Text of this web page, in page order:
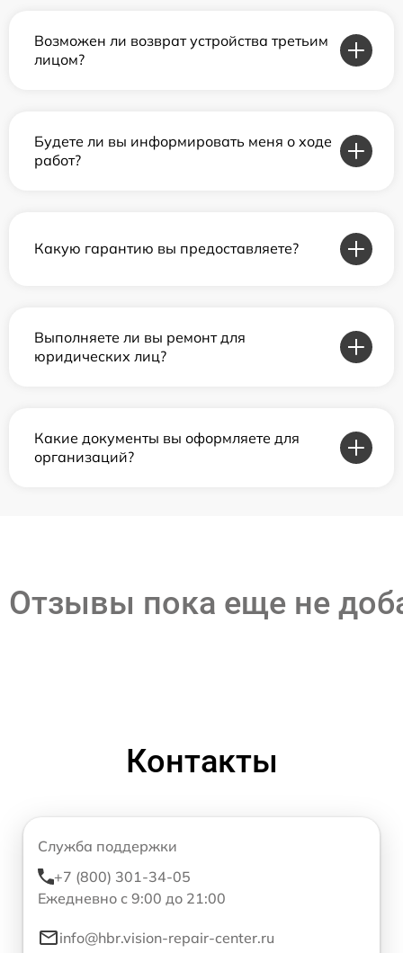
Возможен ли возврат устройства третьим
лицом?
Будете ли вы информировать меня о ходе
работ?
Какую гарантию вы предоставляете?
Выполняете ли вы ремонт для
юридических лиц?
Какие документы вы оформляете для
организаций?
Отзывы пока еще не
Контакты
Служба поддержки
+7 (800) 301-34-05
Ежедневно с 9:00 до 21:00
info@hbr.vision-repair-center.ru